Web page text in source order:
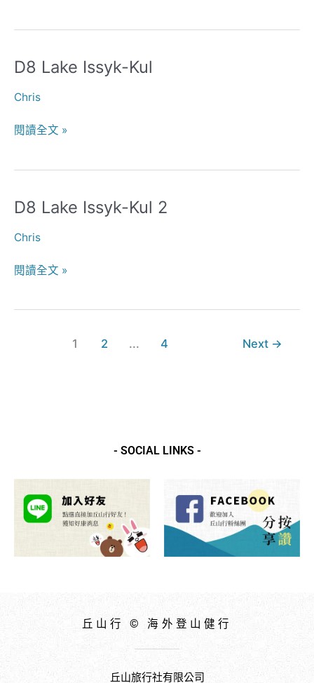
D8 Lake Issyk-Kul
Chris
D8
Issyk-
閱讀全文 »
D8 Lake Issyk-Kul 2
Chris
D8
Issyk-
2
閱讀全文 »
1 2 ... 4 Next →
- SOCIAL LINKS -
丘山行 © 海外登山健行
丘山旅行社有限公司